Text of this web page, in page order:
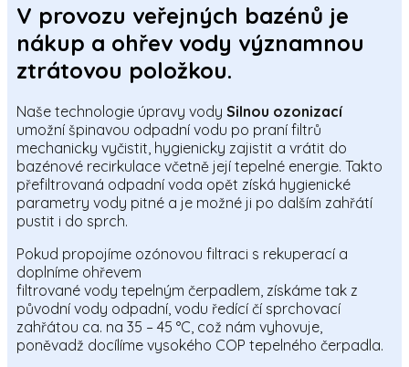
V provozu veřejných bazénů je
nákup a ohřev vody významnou
ztrátovou položkou.
Naše technologie úpravy vody Silnou ozonizací
umožní špinavou odpadní vodu po praní filtrů
mechanicky vyčistit, hygienicky zajistit a vrátit do
bazénové recirkulace včetně její tepelné energie. Takto
přefiltrovaná odpadní voda opět získá hygienické
parametry vody pitné a je možné ji po dalším zahřátí
pustit i do sprch.
Pokud propojíme ozónovou filtraci s rekuperací a
doplníme ohřevem
filtrované vody tepelným čerpadlem, získáme tak z
původní vody odpadní, vodu ředící čí sprchovací
zahřátou ca. na 35 – 45 °C, což nám vyhovuje,
poněvadž docílíme vysokého COP tepelného čerpadla.